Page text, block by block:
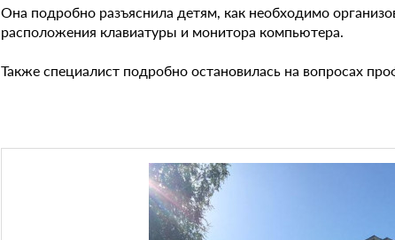
Она подробно разъяснила детям, как необходимо
расположения клавиатуры и монитора компьютера.
Также специалист подробно остановилась на вопросах